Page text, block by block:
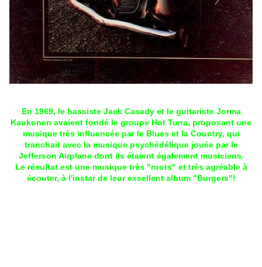
En 1969, le bassiste Jack Casady et le guitariste Jorma
Kaukonen avaient fondé le groupe Hot Tuna, proposant une
musique très influencée par le Blues et la Country, qui
tranchait avec la musique psychédélique jouée par le
Jefferson Airplane dont ils étaient également musiciens.
Le résultat est une musique très "roots" et très agréable à
écouter, à l'instar de leur excellent album "Burgers"!